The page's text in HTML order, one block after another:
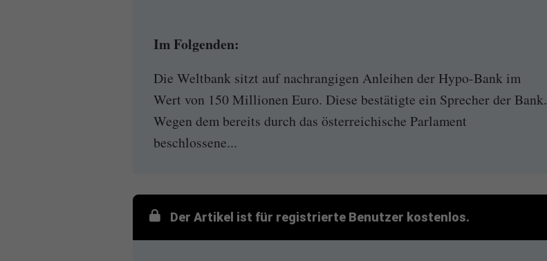
Im Folgenden:
Die Weltbank sitzt auf nachrangigen Anleihen der Hypo-Bank im
Wert von 150 Millionen Euro. Diese bestätigte ein Sprecher der Bank.
Wegen dem bereits durch das österreichische Parlament
beschlossene...
Der Artikel ist für registrierte Benutzer kostenlos.